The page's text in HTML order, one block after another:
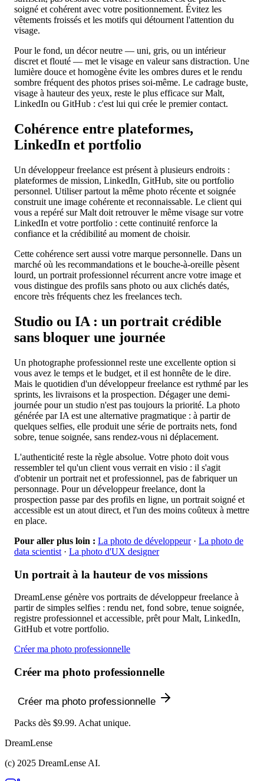
soigné et cohérent avec votre positionnement. Évitez les
vêtements froissés et les motifs qui détournent l'attention du
visage.
Pour le fond, un décor neutre — uni, gris, ou un intérieur
discret et flouté — met le visage en valeur sans distraction. Une
lumière douce et homogène évite les ombres dures et le rendu
sombre fréquent des photos prises soi-même. Le cadrage buste,
visage à hauteur des yeux, reste le plus efficace sur Malt,
LinkedIn ou GitHub : c'est lui qui crée le premier contact.
Cohérence entre plateformes,
LinkedIn et portfolio
Un développeur freelance est présent à plusieurs endroits :
plateformes de mission, LinkedIn, GitHub, site ou portfolio
personnel. Utiliser partout la même photo récente et soignée
construit une image cohérente et reconnaissable. Le client qui
vous a repéré sur Malt doit retrouver le même visage sur votre
LinkedIn et votre portfolio : cette continuité renforce la
confiance et la crédibilité au moment de choisir.
Cette cohérence sert aussi votre marque personnelle. Dans un
marché où les recommandations et le bouche-à-oreille pèsent
lourd, un portrait professionnel récurrent ancre votre image et
vous distingue des profils sans photo ou aux clichés datés,
encore très fréquents chez les freelances tech.
Studio ou IA : un portrait crédible
sans bloquer une journée
Un photographe professionnel reste une excellente option si
vous avez le temps et le budget, et il est honnête de le dire.
Mais le quotidien d'un développeur freelance est rythmé par les
sprints, les livraisons et la prospection. Dégager une demi-
journée pour un studio n'est pas toujours la priorité. La photo
générée par IA est une alternative pragmatique : à partir de
quelques selfies, elle produit une série de portraits nets, fond
sobre, tenue soignée, sans rendez-vous ni déplacement.
L'authenticité reste la règle absolue. Votre photo doit vous
ressembler tel qu'un client vous verrait en visio : il s'agit
d'obtenir un portrait net et professionnel, pas de fabriquer un
personnage. Pour un développeur freelance, dont la
prospection passe par des profils en ligne, un portrait soigné et
accessible est un atout direct, et l'un des moins coûteux à mettre
en place.
Pour aller plus loin : La photo de développeur· La photo de
data scientist · La photo d'UX designer
Un portrait à la hauteur de vos missions
DreamLense génère vos portraits de développeur freelance à
partir de simples selfies : rendu net, fond sobre, tenue soignée,
registre professionnel et accessible, prêt pour Malt, LinkedIn,
GitHub et votre portfolio.
Créer ma photo professionnelle
Créer ma photo professionnelle
Créer ma photo professionnelle
Packs dès $9.99. Achat unique.
DreamLense
(c) 2025 DreamLense AI.